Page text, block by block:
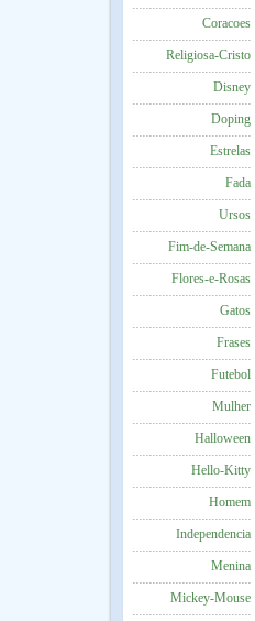
Coracoes
Religiosa-Cristo
Disney
Doping
Estrelas
Fada
Ursos
Fim-de-Semana
Flores-e-Rosas
Gatos
Frases
Futebol
Mulher
Halloween
Hello-Kitty
Homem
Independencia
Menina
Mickey-Mouse